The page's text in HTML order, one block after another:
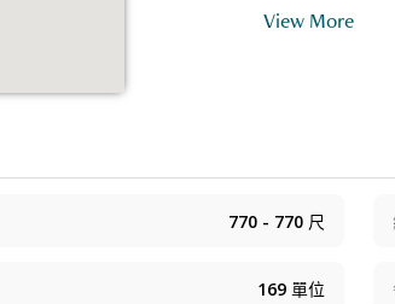
View More
770 - 770 尺
169 單位